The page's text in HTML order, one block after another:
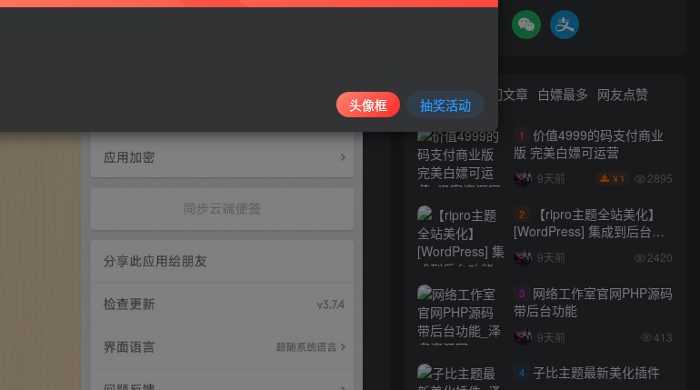
热门文章 白嫖最多 网友点赞
1
价值4999的码支付商业
版 完美白嫖可运营
9天前 ￥ 1 2895
2
【ripro主题全站美化】
[WordPress] 集成到后台功
能的全站美化包
WordPress…
9天前 2420
3
网络工作室官网PHP源码
带后台功能
9天前 413
4 子比主题最新美化插件
头像框 抽奖活动